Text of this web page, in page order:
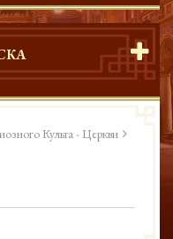
Культа - Церкви